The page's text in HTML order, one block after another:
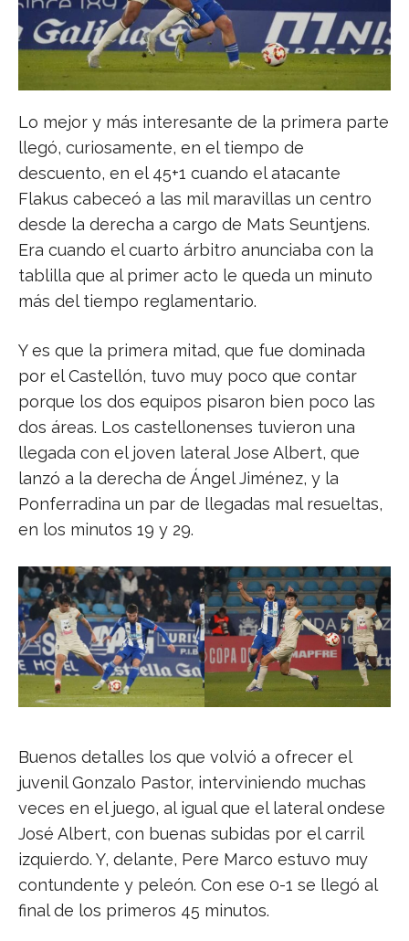
Lo mejor y más interesante de la primera parte
llegó, curiosamente, en el tiempo de
descuento, en el 45+1 cuando el atacante
Flakus cabeceó a las mil maravillas un centro
desde la derecha a cargo de Mats Seuntjens.
Era cuando el cuarto árbitro anunciaba con la
tablilla que al primer acto le queda un minuto
más del tiempo reglamentario.
Y es que la primera mitad, que fue dominada
por el Castellón, tuvo muy poco que contar
porque los dos equipos pisaron bien poco las
dos áreas. Los castellonenses tuvieron una
llegada con el joven lateral Jose Albert, que
lanzó a la derecha de Ángel Jiménez, y la
Ponferradina un par de llegadas mal resueltas,
en los minutos 19 y 29.
Buenos detalles los que volvió a ofrecer el
juvenil Gonzalo Pastor, interviniendo muchas
veces en el juego, al igual que el lateral ondese
José Albert, con buenas subidas por el carril
izquierdo. Y, delante, Pere Marco estuvo muy
contundente y peleón. Con ese 0-1 se llegó al
final de los primeros 45 minutos.